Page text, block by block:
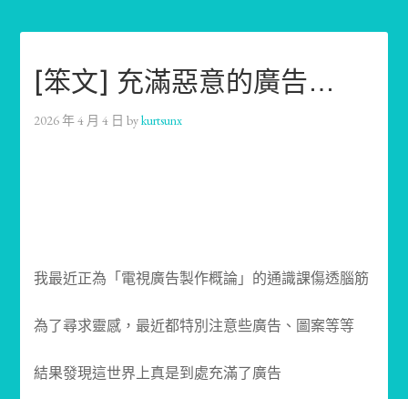
[笨文] 充滿惡意的廣告…
2026 年 4 月 4 日 bykurtsunx
我最近正為「電視廣告製作概論」的通識課傷透腦筋
為了尋求靈感，最近都特別注意些廣告、圖案等等
結果發現這世界上真是到處充滿了廣告